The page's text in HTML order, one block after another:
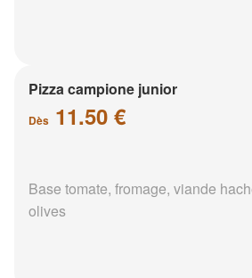
Pizza campione junior
Dès 11.50 €
Base tomate, fromage, viande
olives